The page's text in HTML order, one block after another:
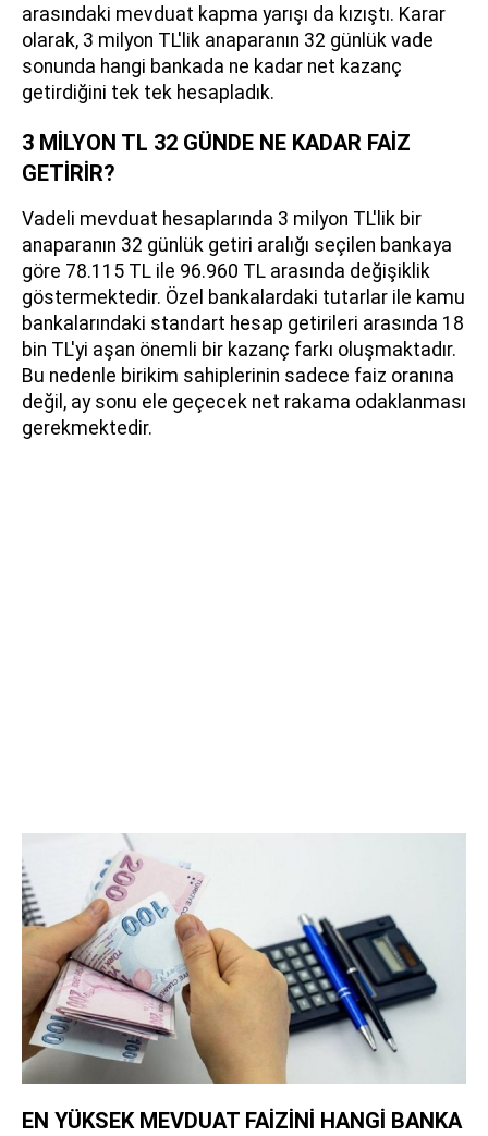
arasındaki mevduat kapma yarışı da kızıştı. Karar
olarak, 3 milyon TL'lik anaparanın 32 günlük vade
sonunda hangi bankada ne kadar net kazanç
getirdiğini tek tek hesapladık.
3 MİLYON TL 32 GÜNDE NE KADAR FAİZ
GETİRİR?
Vadeli mevduat hesaplarında 3 milyon TL'lik bir
anaparanın 32 günlük getiri aralığı seçilen bankaya
göre 78.115 TL ile 96.960 TL arasında değişiklik
göstermektedir. Özel bankalardaki tutarlar ile kamu
bankalarındaki standart hesap getirileri arasında 18
bin TL'yi aşan önemli bir kazanç farkı oluşmaktadır.
Bu nedenle birikim sahiplerinin sadece faiz oranına
değil, ay sonu ele geçecek net rakama odaklanması
gerekmektedir.
EN YÜKSEK MEVDUAT FAİZİNİ HANGİ BANKA